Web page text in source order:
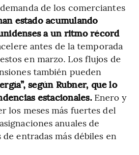
de los comerciantes
estado acumulando
a un ritmo récord
antes de la temporada
en marzo. Los flujos de
también pueden
según Rubner, que lo
estacionales.Enero y
los meses más fuertes del
anuales de
entradas más débiles en